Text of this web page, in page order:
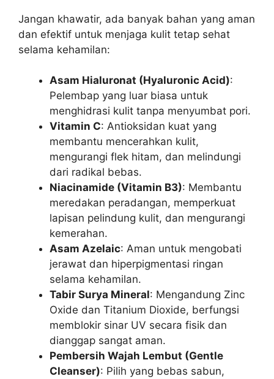
Jangan khawatir, ada banyak bahan yang aman
dan efektif untuk menjaga kulit tetap sehat
selama kehamilan:
Asam Hialuronat (Hyaluronic Acid):
Pelembap yang luar biasa untuk
menghidrasi kulit tanpa menyumbat pori.
Vitamin C: Antioksidan kuat yang
membantu mencerahkan kulit,
mengurangi flek hitam, dan melindungi
dari radikal bebas.
Niacinamide (Vitamin B3): Membantu
meredakan peradangan, memperkuat
lapisan pelindung kulit, dan mengurangi
kemerahan.
Asam Azelaic: Aman untuk mengobati
jerawat dan hiperpigmentasi ringan
selama kehamilan.
Tabir Surya Mineral: Mengandung Zinc
Oxide dan Titanium Dioxide, berfungsi
memblokir sinar UV secara fisik dan
dianggap sangat aman.
Pembersih Wajah Lembut (Gentle
Cleanser): Pilih yang bebas sabun,